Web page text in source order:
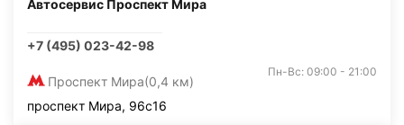
Автосервис Проспект Мира
+7 (495) 023-42-98
Проспект Мира(0,4 км)
Пн-Вс: 09:00 - 21:00
проспект Мира, 96с16